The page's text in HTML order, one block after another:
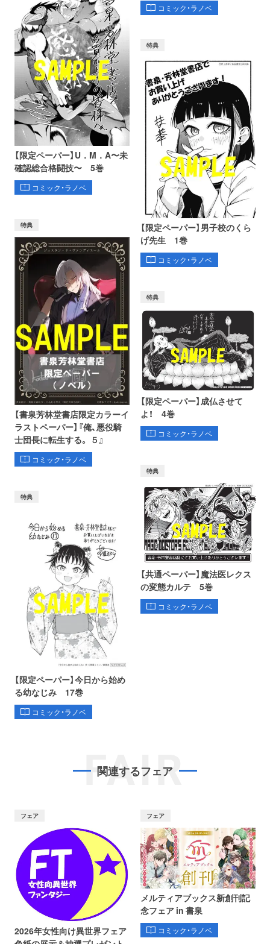
コミック・ラノベ
【限定ペーパー】U．M．A〜未
確認総合格闘技〜 5巻
コミック・ラノベ
特典
【限定ペーパー】男子校のくら
げ先生 1巻
コミック・ラノベ
特典
【書泉芳林堂書店限定カラーイ
ラストペーパー】『俺、悪役騎
士団長に転生する。 ５』
コミック・ラノベ
特典
【限定ペーパー】成仏させて
よ！ 4巻
コミック・ラノベ
特典
【限定ペーパー】今日から始め
る幼なじみ 17巻
コミック・ラノベ
特典
【共通ペーパー】魔法医レクス
の変態カルテ 5巻
コミック・ラノベ
FAIR
関連するフェア
フェア
2026年女性向け異世界フェア
フェア
メルティアブックス新創刊記
念フェア in 書泉
コミック・ラノベ